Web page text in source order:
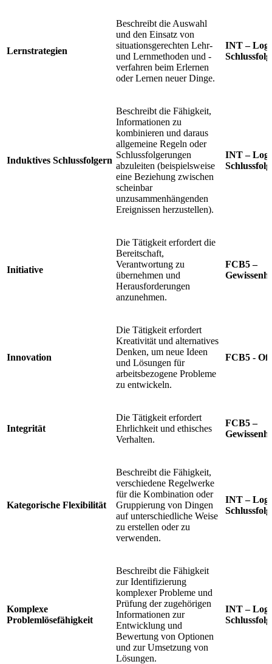
Lernstrategien
Beschreibt die Auswahl
und den Einsatz von
situationsgerechten Lehr-
und Lernmethoden und -
verfahren beim Erlernen
oder Lernen neuer Dinge.
INT –
Induktives Schlussfolgern
Beschreibt die Fähigkeit,
Informationen zu
kombinieren und daraus
allgemeine Regeln oder
Schlussfolgerungen
abzuleiten (beispielsweise
eine Beziehung zwischen
scheinbar
unzusammenhängenden
Ereignissen herzustellen).
INT –
Initiative
Die Tätigkeit erfordert die
Bereitschaft,
Verantwortung zu
übernehmen und
Herausforderungen
anzunehmen.
FCB5 –
Innovation
Die Tätigkeit erfordert
Kreativität und alternatives
Denken, um neue Ideen
und Lösungen für
arbeitsbezogene Probleme
zu entwickeln.
FCB5 -
Integrität
Die Tätigkeit erfordert
Ehrlichkeit und ethisches
Verhalten.
FCB5 –
Kategorische Flexibilität
Beschreibt die Fähigkeit,
verschiedene Regelwerke
für die Kombination oder
Gruppierung von Dingen
auf unterschiedliche Weise
zu erstellen oder zu
verwenden.
INT –
Komplexe
Problemlösefähigkeit
Beschreibt die Fähigkeit
zur Identifizierung
komplexer Probleme und
Prüfung der zugehörigen
Informationen zur
Entwicklung und
Bewertung von Optionen
und zur Umsetzung von
Lösungen.
INT –